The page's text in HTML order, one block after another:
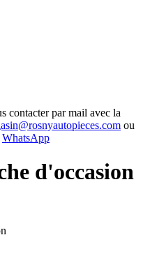
contacter par mail avec la
ou
WhatsApp
d'occasion